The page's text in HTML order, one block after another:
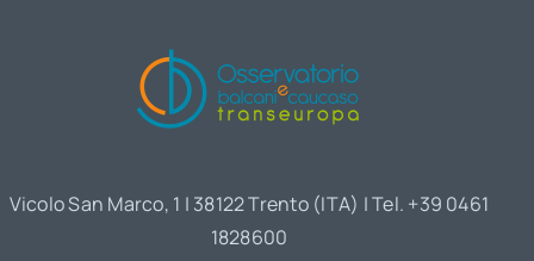
Vicolo San Marco, 1 | 38122 Trento (ITA) | Tel. +39 0461
1828600